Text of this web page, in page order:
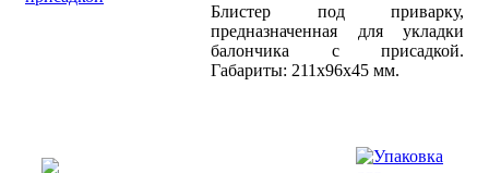
Блистер под приварку,
предназначенная для укладки
балончика с присадкой.
Габариты: 211х96х45 мм.